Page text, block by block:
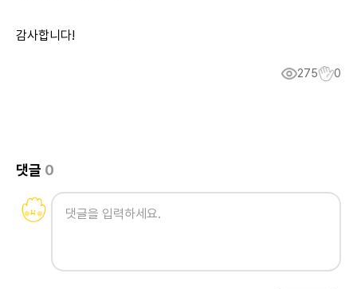
감사합니다!
275 0
댓글 0